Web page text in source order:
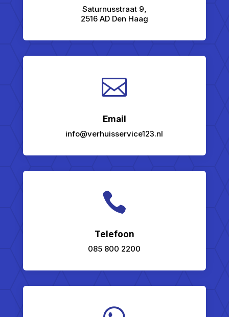
Saturnusstraat 9,
2516 AD Den Haag

Email
info@verhuisservice123.nl

Telefoon
085 800 2200